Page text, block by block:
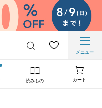
メニュー
読みもの カート